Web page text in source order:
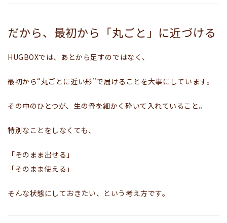
だから、最初から「丸ごと」に近づける
HUGBOXでは、あとから足すのではなく、
最初から“丸ごとに近い形”で届ける ことを大事にしています。
その中のひとつが、生の骨を細かく砕いて入れていること。
特別なことをしなくても、
「そのまま出せる」
「そのまま使える」
そんな状態にしておきたい、という考え方です。